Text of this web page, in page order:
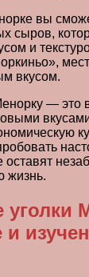
вы
сыров,
и
вкусом.
— это
жизнь.